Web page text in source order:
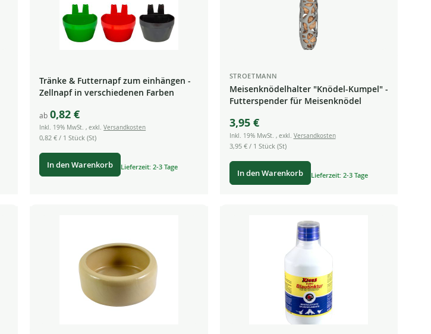
Tränke & Futternapf zum einhängen -
Zellnapf in verschiedenen Farben
ab 0,82 €
Inkl. 19% MwSt.,exkl.Versandkosten
0,82 € / 1 Stück (St)
In den Warenkorb Lieferzeit: 2-3 Tage
STROETMANN
Meisenknödelhalter "Knödel-Kumpel" -
Futterspender für Meisenknödel
3,95 €
Inkl. 19% MwSt. , exkl. Versandkosten
3,95 €/ 1 Stück (St)
In den Warenkorb Lieferzeit: 2-3 Tage